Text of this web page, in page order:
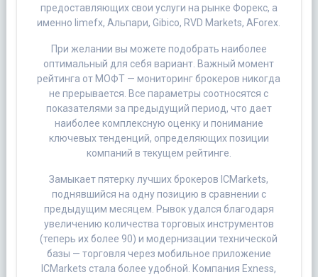
предоставляющих свои услуги на рынке Форекс, а
именно limefx, Альпари, Gibico, RVD Markets, AForex.
При желании вы можете подобрать наиболее
оптимальный для себя вариант. Важный момент
рейтинга от МОФТ — мониторинг брокеров никогда
не прерывается. Все параметры соотносятся с
показателями за предыдущий период, что дает
наиболее комплексную оценку и понимание
ключевых тенденций, определяющих позиции
компаний в текущем рейтинге.
Замыкает пятерку лучших брокеров ICMarkets,
поднявшийся на одну позицию в сравнении с
предыдущим месяцем. Рывок удался благодаря
увеличению количества торговых инструментов
(теперь их более 90) и модернизации технической
базы — торговля через мобильное приложение
ICMarkets стала более удобной. Компания Exness,